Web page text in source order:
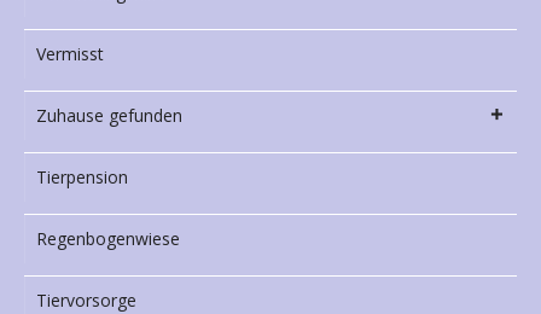
Vermisst
Zuhause gefunden
Tierpension
Regenbogenwiese
Tiervorsorge